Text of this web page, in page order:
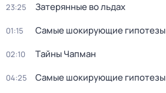
23:25 Затерянные во льдах
01:15 Самые шoкиpующие гипотезы
02:10 Тaйны Чапман
04:25 Самые шoкиpующие гипотезы